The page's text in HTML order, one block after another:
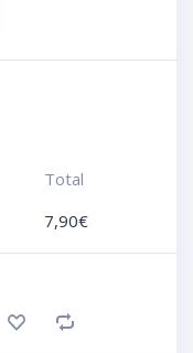
Total
7,90€